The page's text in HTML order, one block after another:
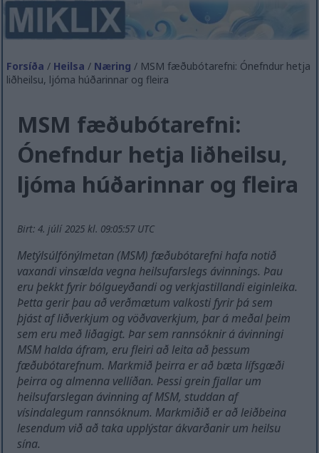
Forsíða / Heilsa / Næring / MSM fæðubótarefni: Ónefndur hetja
liðheilsu, ljóma húðarinnar og fleira
MSM fæðubótarefni:
Ónefndur hetja liðheilsu,
ljóma húðarinnar og fleira
Birt: 4. júlí 2025 kl. 09:05:57 UTC
Metýlsúlfónýlmetan (MSM) fæðubótarefni hafa notið
vaxandi vinsælda vegna heilsufarslegs ávinnings. Þau
eru þekkt fyrir bólgueyðandi og verkjastillandi eiginleika.
Þetta gerir þau að verðmætum valkosti fyrir þá sem
þjást af liðverkjum og vöðvaverkjum, þar á meðal þeim
sem eru með liðagigt. Þar sem rannsóknir á ávinningi
MSM halda áfram, eru fleiri að leita að þessum
fæðubótarefnum. Markmið þeirra er að bæta lífsgæði
þeirra og almenna vellíðan. Þessi grein fjallar um
heilsufarslegan ávinning af MSM, studdan af
vísindalegum rannsóknum. Markmiðið er að leiðbeina
lesendum við að taka upplýstar ákvarðanir um heilsu
sína.